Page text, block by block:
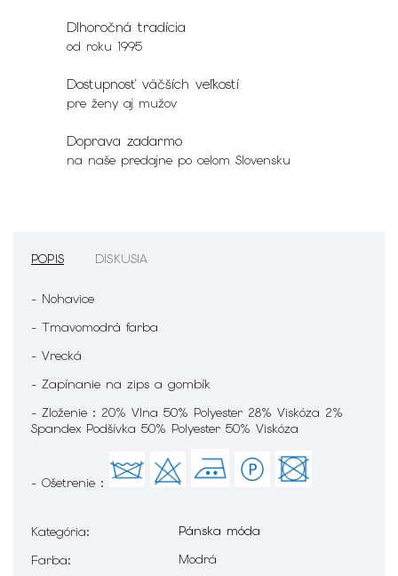
Dlhoročná tradícia
od roku 1995
Dostupnosť väčších veľkostí
pre ženy aj mužov
Doprava zadarmo
na naše predajne po celom Slovensku
POPIS DISKUSIA
- Nohavice
- Tmavomodrá farba
- Vrecká
- Zapínanie na zips a gombík
- Zloženie : 20% Vlna 50% Polyester 28% Viskóza 2%
Spandex Podšívka 50% Polyester 50% Viskóza
- Ošetrenie :
Kategória:
Pánska móda
Farba: Modrá